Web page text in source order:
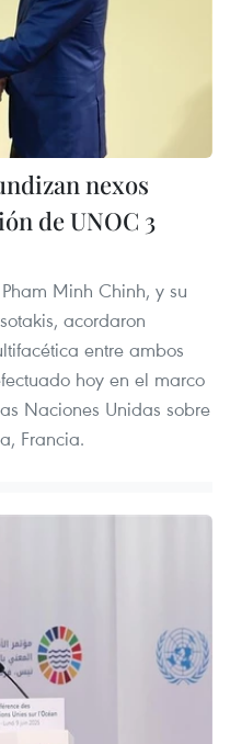
nexos
de UNOC 3
Minh Chinh, y su
acordaron
entre ambos
hoy en el marco
Naciones Unidas sobre
Francia.